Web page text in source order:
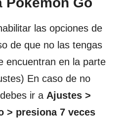
las opciones de
de que no las tengas
encuentran en la parte
En caso de no
ir a Ajustes >
> presiona 7 veces